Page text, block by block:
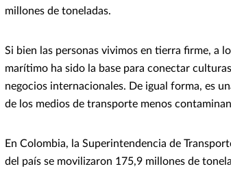
millones de toneladas.
Si bien las personas vivimos en tierra firme, a
marítimo ha sido la base para conectar
negocios internacionales. De igual forma, es
de los medios de transporte menos
En Colombia, la Superintendencia de
del país se movilizaron 175,9 millones de